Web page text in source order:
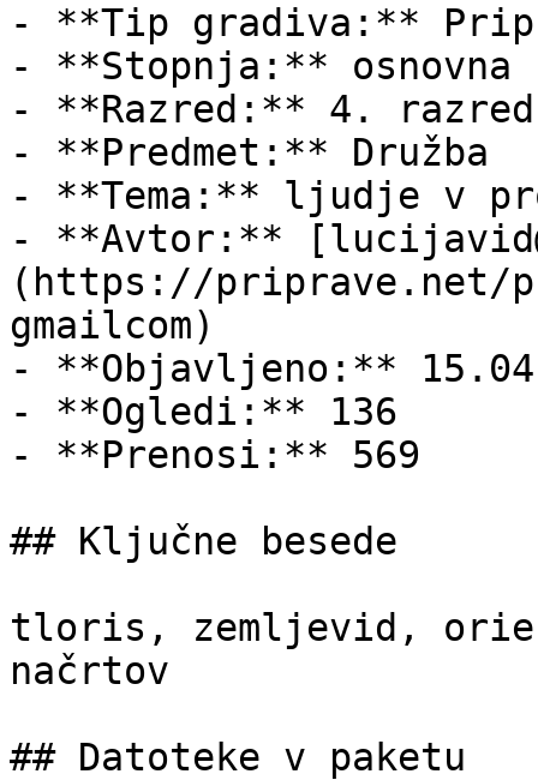
- **Tip gradiva:**
- **Stopnja:** osnovna
- **Razred:** 4. razred
- **Predmet:** Družba
- **Tema:** ljudje v
- **Avtor:**
(https://
gmailcom)
- **Objavljeno:**
- **Ogledi:** 136
- **Prenosi:** 569
## Ključne besede
tloris, zemljevid,
načrtov
## Datoteke v paketu